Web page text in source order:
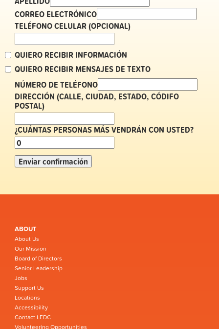
CORREO ELECTRÓNICO
TELÉFONO CELULAR (OPCIONAL)
QUIERO RECIBIR INFORMACIÓN
QUIERO RECIBIR MENSAJES DE TEXTO
NÚMERO DE TELÉFONO
DIRECCIÓN (CALLE, CIUDAD, ESTADO, CÓDIFO
POSTAL)
¿CUÁNTAS PERSONAS MÁS VENDRÁN CON USTED?
ABOUT
About Us
Our Mission
Board of Directors
Senior Leadership
Jobs
Support Us
Locations
Accessibility
Contact LEDC
Volunteering Opportunities